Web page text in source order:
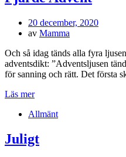
Publicerad
den
20 december, 2020
av Mamma
Och så idag tänds alla fyra
adventsdikt: ”Adventsljusen
för sanning och rätt. Det första
Läs mer
Allmänt
Juligt